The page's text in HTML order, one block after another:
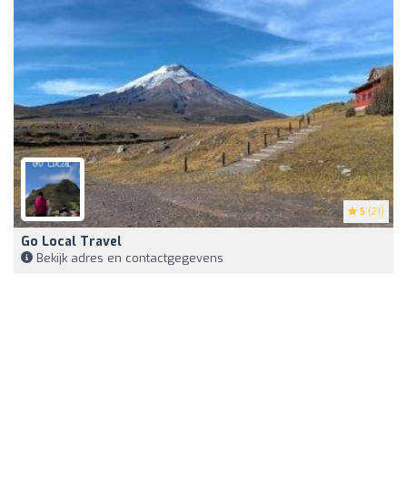
5 (21)
Go Local Travel
Bekijk adres en contactgegevens